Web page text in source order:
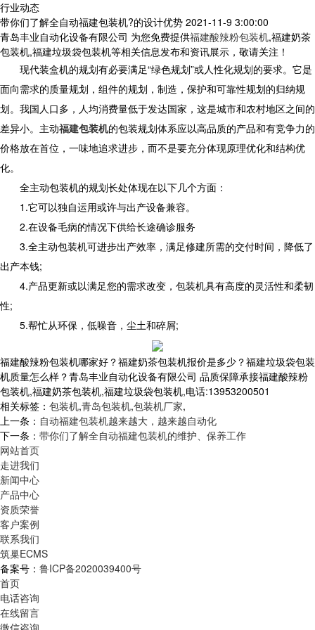
行业动态
带你们了解全自动福建包装机?的设计优势 2021-11-9 3:00:00
青岛丰业自动化设备有限公司 为您免费提供福建酸辣粉包装机,福建奶茶
包装机,福建垃圾袋包装机等相关信息发布和资讯展示，敬请关注！
现代装盒机的规划有必要满足“绿色规划”或人性化规划的要求。它是
面向需求的质量规划，组件的规划，制造，保护和可靠性规划的归纳规
划。我国人口多，人均消费量低于发达国家，这是城市和农村地区之间的
差异小。主动福建包装机的包装规划体系应以高品质的产品和有竞争力的
价格放在首位，一味地追求进步，而不是要充分体现原理优化和结构优
化。
全主动包装机的规划长处体现在以下几个方面：
1.它可以独自运用或许与出产设备兼容。
2.在设备毛病的情况下供给长途确诊服务
3.全主动包装机可进步出产效率，满足修建所需的交付时间，降低了
出产本钱;
4.产品更新或以满足您的需求改变，包装机具有高度的灵活性和柔韧
性;
5.帮忙从环保，低噪音，尘土和碎屑;
福建酸辣粉包装机哪家好？福建奶茶包装机报价是多少？福建垃圾袋包装
机质量怎么样？青岛丰业自动化设备有限公司 品质保障承接福建酸辣粉
包装机,福建奶茶包装机,福建垃圾袋包装机,电话:13953200501
相关标签： 包装机,青岛包装机,包装机厂家,
上一条： 自动福建包装机越来越大，越来越自动化
下一条： 带你们了解全自动福建包装机的维护、保养工作
网站首页
走进我们
新闻中心
产品中心
资质荣誉
客户案例
联系我们
筑巢ECMS
备案号： 鲁ICP备2020039400号
首页
电话咨询
在线留言
微信咨询